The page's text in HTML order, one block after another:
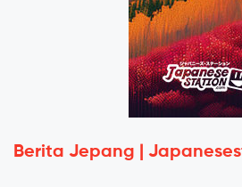
Berita Jepang |